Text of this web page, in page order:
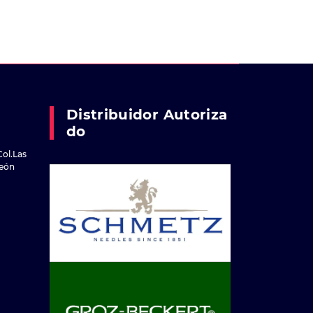
Distribuidor Autoriza
Do